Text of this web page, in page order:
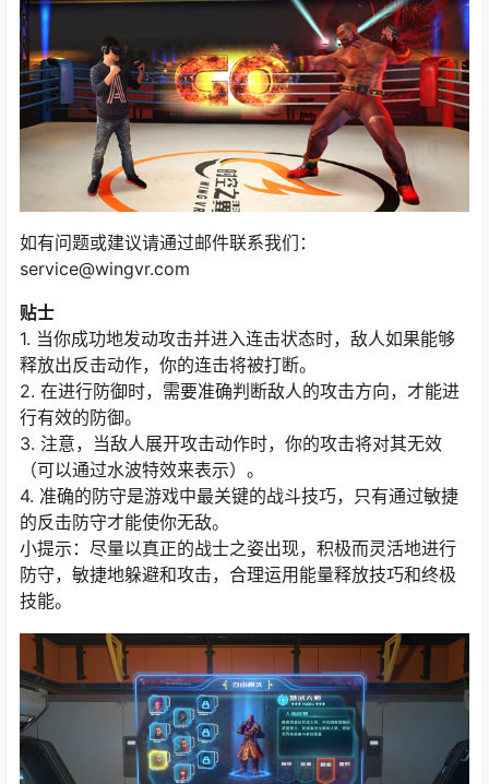
如有问题或建议请通过邮件联系我们：
service@wingvr.com
贴士
1. 当你成功地发动攻击并进入连击状态时，敌人如果能够
释放出反击动作，你的连击将被打断。
2. 在进行防御时，需要准确判断敌人的攻击方向，才能进
行有效的防御。
3. 注意，当敌人展开攻击动作时，你的攻击将对其无效
（可以通过水波特效来表示）。
4. 准确的防守是游戏中最关键的战斗技巧，只有通过敏捷
的反击防守才能使你无敌。
小提示：尽量以真正的战士之姿出现，积极而灵活地进行
防守，敏捷地躲避和攻击，合理运用能量释放技巧和终极
技能。